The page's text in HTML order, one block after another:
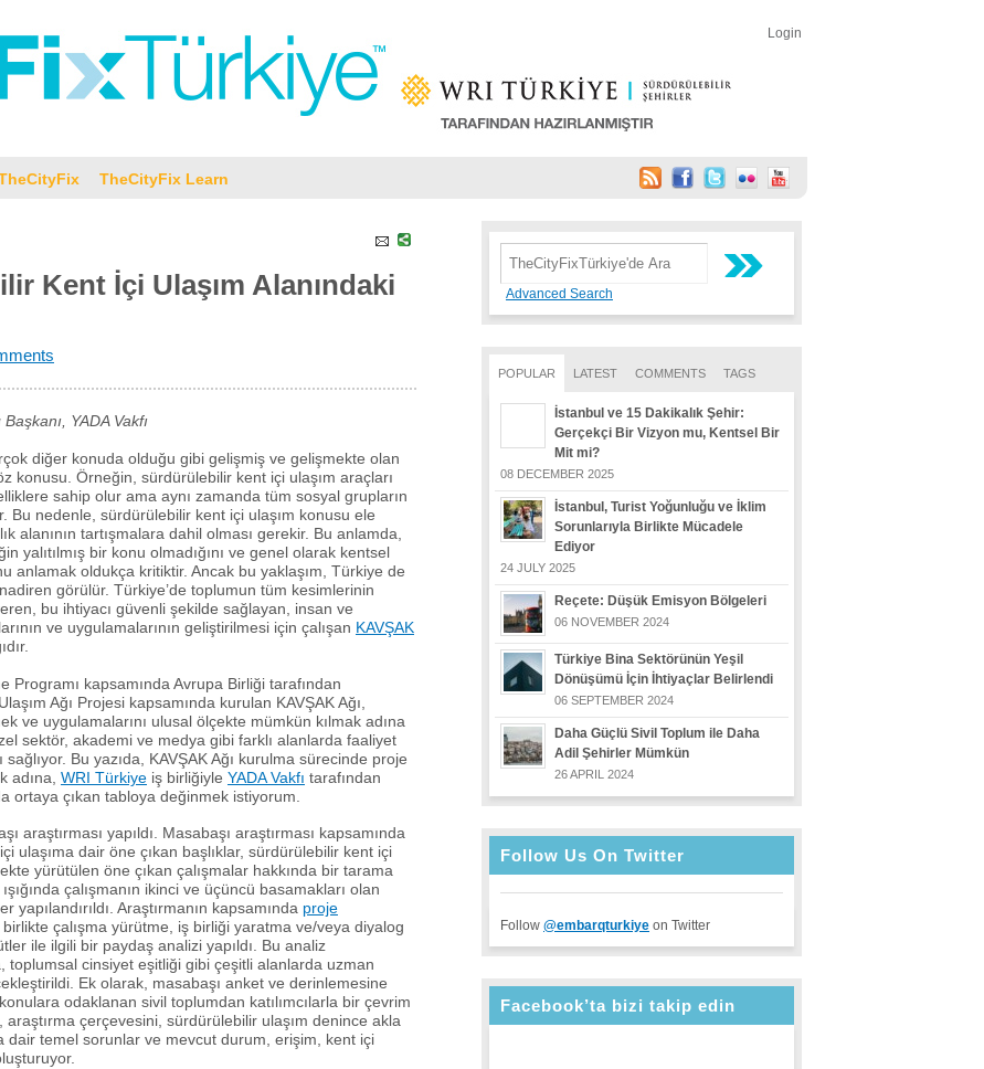
Login
TheCityFix Learn
Advanced Search
POPULAR LATEST COMMENTS TAGS
İstanbul ve 15 Dakikalık Şehir:
Gerçekçi Bir Vizyon mu, Kentsel Bir
Mit mi?
08 DECEMBER 2025
İstanbul, Turist Yoğunluğu ve İklim
Sorunlarıyla Birlikte Mücadele
Ediyor
24 JULY 2025
Reçete: Düşük Emisyon Bölgeleri
06 NOVEMBER 2024
Türkiye Bina Sektörünün Yeşil
Dönüşümü İçin İhtiyaçlar Belirlendi
06 SEPTEMBER 2024
Daha Güçlü Sivil Toplum ile Daha
Adil Şehirler Mümkün
26 APRIL 2024
Follow Us On Twitter
Follow @embarqturkiye on Twitter
Facebook’ta bizi takip edin
Kent İçi Ulaşım Alanındaki
YADA Vakfı
diğer konuda olduğu gibi gelişmiş ve gelişmekte olan
konusu. Örneğin, sürdürülebilir kent içi ulaşım araçları
sahip olur ama aynı zamanda tüm sosyal grupların
Bu nedenle, sürdürülebilir kent içi ulaşım konusu ele
alanının tartışmalara dahil olması gerekir. Bu anlamda,
yalıtılmış bir konu olmadığını ve genel olarak kentsel
anlamak oldukça kritiktir. Ancak bu yaklaşım, Türkiye de
görülür. Türkiye’de toplumun tüm kesimlerinin
bu ihtiyacı güvenli şekilde sağlayan, insan ve
ve uygulamalarının geliştirilmesi için çalışan KAVŞAK
kapsamında Avrupa Birliği tarafından
Ağı Projesi kapsamında kurulan KAVŞAK Ağı,
ve uygulamalarını ulusal ölçekte mümkün kılmak adına
sektör, akademi ve medya gibi farklı alanlarda faaliyet
Bu yazıda, KAVŞAK Ağı kurulma sürecinde proje
adına, WRI Türkiye iş birliğiyle YADA Vakfı tarafından
ortaya çıkan tabloya değinmek istiyorum.
araştırması yapıldı. Masabaşı araştırması kapsamında
ulaşıma dair öne çıkan başlıklar, sürdürülebilir kent içi
yürütülen öne çıkan çalışmalar hakkında bir tarama
çalışmanın ikinci ve üçüncü basamakları olan
Araştırmanın kapsamında proje
birlikte çalışma yürütme, iş birliği yaratma ve/veya diyalog
ile ilgili bir paydaş analizi yapıldı. Bu analiz
toplumsal cinsiyet eşitliği gibi çeşitli alanlarda uzman
Ek olarak, masabaşı anket ve derinlemesine
odaklanan sivil toplumdan katılımcılarla bir çevrim
araştırma çerçevesini, sürdürülebilir ulaşım denince akla
dair temel sorunlar ve mevcut durum, erişim, kent içi